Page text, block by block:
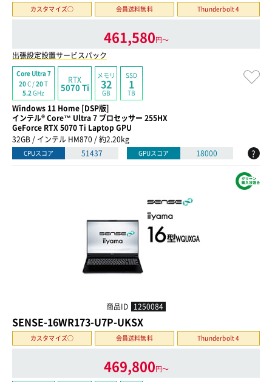
カスタマイズ○ 会員送料無料 Thunderbolt 4
461,580円〜
出張設定設置サービスパック
Core Ultra 7
20C /20T
5.2GHz
RTX
5070 Ti
メモリ
32
GB
SSD
1
TB
Windows 11 Home [DSP版]
インテル® Core™ Ultra 7 プロセッサー 255HX
GeForce RTX 5070 Ti Laptop GPU
32GB / インテル HM870 / 約2.20kg
CPUスコア 51437 GPUスコア 18000 ?
商品ID 1250084
SENSE-16WR173-U7P-UKSX
カスタマイズ○ 会員送料無料 Thunderbolt 4
469,800円〜